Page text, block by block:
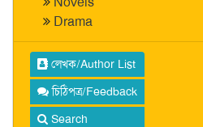
Drama
লেখক/Author List
চিঠিপত্র/Feedback
Search